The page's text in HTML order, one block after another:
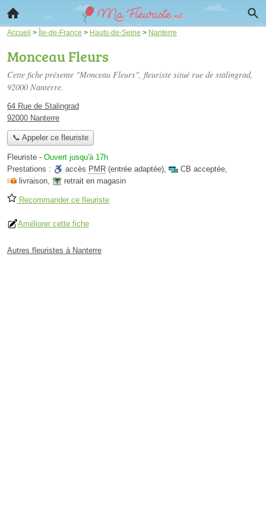
Accueil > Île-de-France > Hauts-de-Seine > Nanterre
Monceau Fleurs
Cette fiche présente "Monceau Fleurs", fleuriste situé rue de stalingrad,
92000 Nanterre.
64 Rue de Stalingrad
92000 Nanterre
📞 Appeler ce fleuriste
Fleuriste - Ouvert jusqu'à 17h
Prestations :
accès PMR (entrée adaptée), CB acceptée,
livraison, retrait en magasin
Recommander ce fleuriste
Améliorer cette fiche
Autres fleuristes à Nanterre